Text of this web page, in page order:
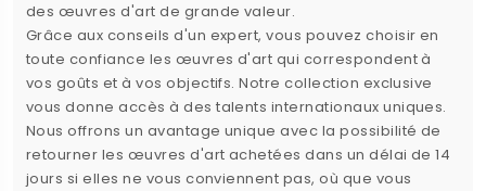
des œuvres d'art de grande valeur.
Grâce aux conseils d'un expert, vous pouvez choisir en
toute confiance les œuvres d'art qui correspondent à
vos goûts et à vos objectifs. Notre collection exclusive
vous donne accès à des talents internationaux uniques.
Nous offrons un avantage unique avec la possibilité de
retourner les œuvres d'art achetées dans un délai de 14
jours si elles ne vous conviennent pas, où que vous